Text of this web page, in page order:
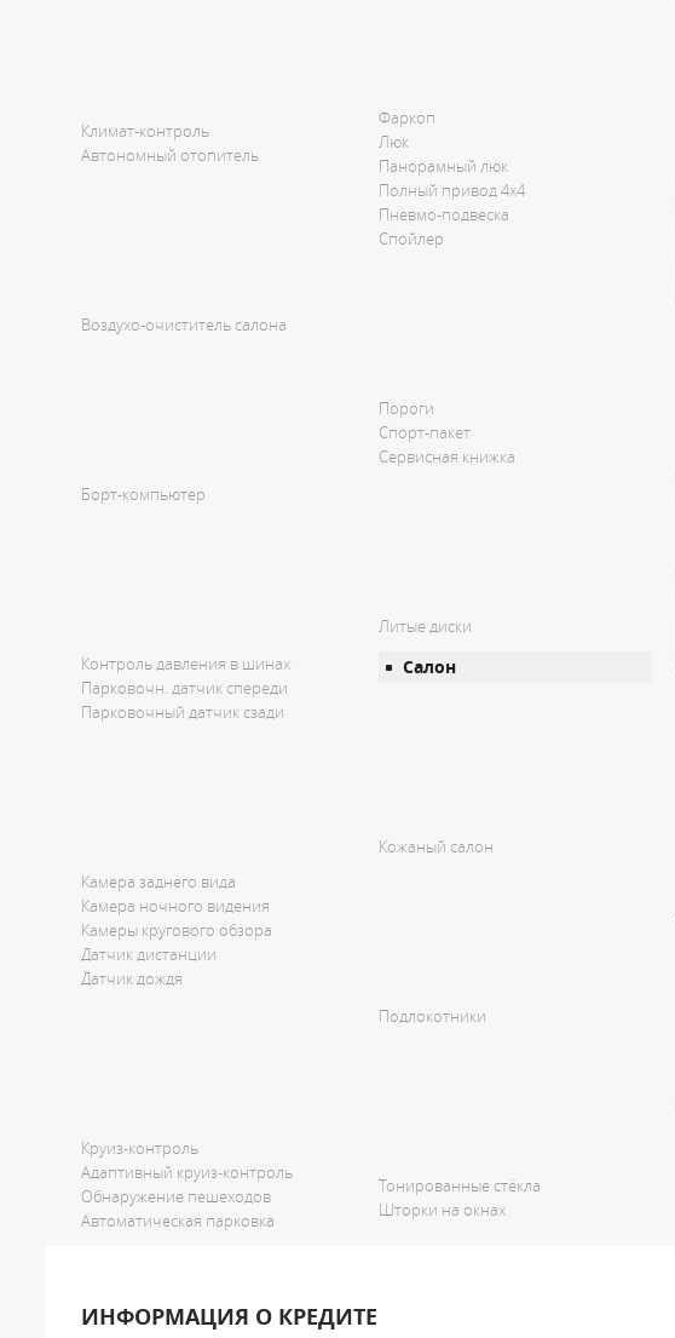
Климат-контроль
Автономный отопитель
Воздухо-очиститель салона
Борт-компьютер
Контроль давления в шинах
Парковочн. датчик спереди
Парковочный датчик сзади
Камера заднего вида
Камера ночного видения
Камеры кругового обзора
Датчик дистанции
Датчик дождя
Круиз-контроль
Адаптивный круиз-контроль
Обнаружение пешеходов
Автоматическая парковка
Фаркоп
Люк
Панорамный люк
Полный привод 4x4
Пневмо-подвеска
Спойлер
Пороги
Спорт-пакет
Сервисная книжка
Литые диски
Салон
Кожаный салон
Подлокотники
Тонированные стёкла
Шторки на окнах
ИНФОРМАЦИЯ О КРЕДИТЕ